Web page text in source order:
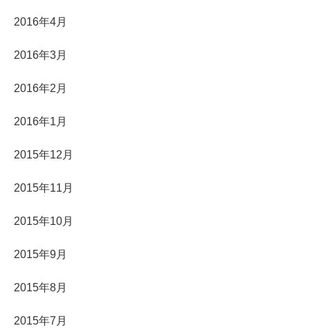
2016年4月
2016年3月
2016年2月
2016年1月
2015年12月
2015年11月
2015年10月
2015年9月
2015年8月
2015年7月